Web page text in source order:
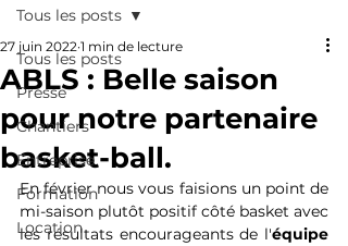
Tous les posts
Presse
Chantiers
Entreprise
Formation
Location
Tous les posts
ABLS : Belle saison
pour notre partenaire
basket-ball.
27 juin 2022 1 min de lecture
En février nous vous faisions un point de
mi-saison plutôt positif côté basket avec
les résultats encourageants de l'équipe